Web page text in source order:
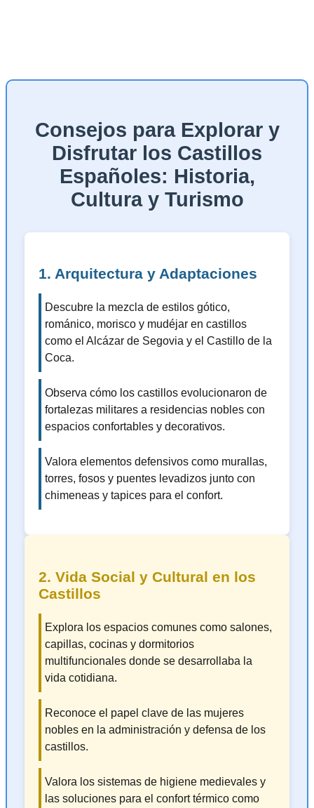
Consejos para Explorar y
Disfrutar los Castillos
Españoles: Historia,
Cultura y Turismo
1. Arquitectura y Adaptaciones
Descubre la mezcla de estilos gótico,
románico, morisco y mudéjar en castillos
como el Alcázar de Segovia y el Castillo de la
Coca.
Observa cómo los castillos evolucionaron de
fortalezas militares a residencias nobles con
espacios confortables y decorativos.
Valora elementos defensivos como murallas,
torres, fosos y puentes levadizos junto con
chimeneas y tapices para el confort.
2. Vida Social y Cultural en los
Castillos
Explora los espacios comunes como salones,
capillas, cocinas y dormitorios
multifuncionales donde se desarrollaba la
vida cotidiana.
Reconoce el papel clave de las mujeres
nobles en la administración y defensa de los
castillos.
Valora los sistemas de higiene medievales y
las soluciones para el confort térmico como